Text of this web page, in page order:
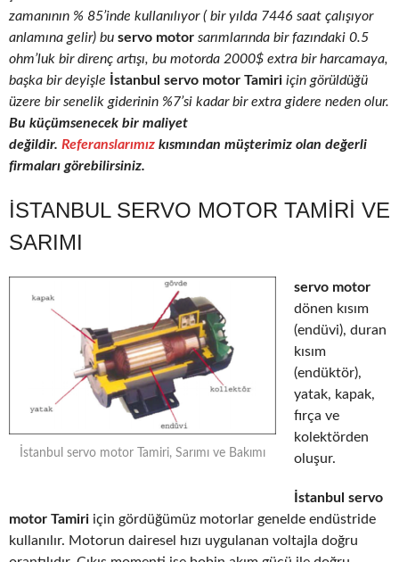
zamanının % 85’inde kullanılıyor ( bir yılda 7446 saat çalışıyor
anlamına gelir) bu servo motor sarımlarında bir fazındaki 0.5
ohm’luk bir direnç artışı, bu motorda 2000$ extra bir harcamaya,
başka bir deyişle İstanbul servo motor Tamiri için görüldüğü
üzere bir senelik giderinin %7’si kadar bir extra gidere neden olur.
Bu küçümsenecek bir maliyet
değildir. Referanslarımız kısmından müşterimiz olan değerli
firmaları görebilirsiniz.
İSTANBUL SERVO MOTOR TAMIRI VE
SARIMI
İstanbul servo motor Tamiri, Sarımı ve Bakımı
servo motor
dönen kısım
(endüvi), duran
kısım
(endüktör),
yatak, kapak,
fırça ve
kolektörden
oluşur.
İstanbul servo
motor Tamiri için gördüğümüz motorlar genelde endüstride
kullanılır. Motorun dairesel hızı uygulanan voltajla doğru